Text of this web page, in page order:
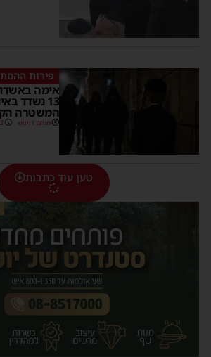
פירות
אימה
13 נשדד
המשטרה
מנחם דויטש
טען עוד כתבות